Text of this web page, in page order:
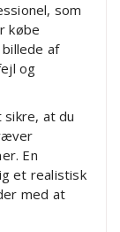
som
købe
af
og
at du
En
et realistisk
med at